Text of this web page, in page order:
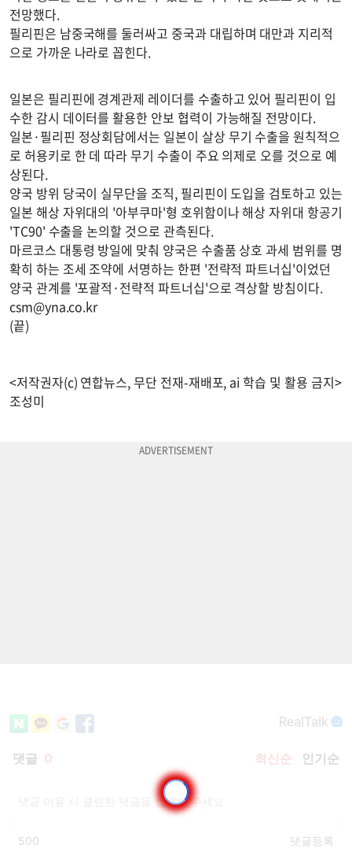
전망했다.
필리핀은 남중국해를 둘러싸고 중국과 대립하며 대만과 지리적
으로 가까운 나라로 꼽힌다.
일본은 필리핀에 경계관제 레이더를 수출하고 있어 필리핀이 입
수한 감시 데이터를 활용한 안보 협력이 가능해질 전망이다.
일본·필리핀 정상회담에서는 일본이 살상 무기 수출을 원칙적으
로 허용키로 한 데 따라 무기 수출이 주요 의제로 오를 것으로 예
상된다.
양국 방위 당국이 실무단을 조직, 필리핀이 도입을 검토하고 있는
일본 해상 자위대의 '아부쿠마'형 호위함이나 해상 자위대 항공기
'TC90' 수출을 논의할 것으로 관측된다.
마르코스 대통령 방일에 맞춰 양국은 수출품 상호 과세 범위를 명
확히 하는 조세 조약에 서명하는 한편 '전략적 파트너십'이었던
양국 관계를 '포괄적·전략적 파트너십'으로 격상할 방침이다.
csm@yna.co.kr
(끝)
<저작권자(c) 연합뉴스, 무단 전재-재배포, ai 학습 및 활용 금지>
조성미